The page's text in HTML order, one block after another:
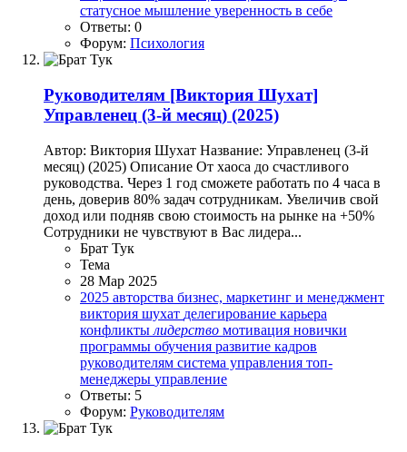
статусное мышление уверенность в себе
Ответы: 0
Форум: Психология
Руководителям [Виктория Шухат]
Управленец (3-й месяц) (2025)
Автор: Виктория Шухат Название: Управленец (3-й
месяц) (2025) Описание От хаоса до счастливого
руководства. Через 1 год сможете работать по 4 часа в
день, доверив 80% задач сотрудникам. Увеличив свой
доход или подняв свою стоимость на рынке на +50%
Сотрудники не чувствуют в Вас лидера...
Брат Тук
Тема
28 Мар 2025
2025 авторства бизнес, маркетинг и менеджмент
виктория шухат делегирование карьера
конфликты лидерство мотивация новички
программы обучения развитие кадров
руководителям система управления топ-
менеджеры управление
Ответы: 5
Форум: Руководителям